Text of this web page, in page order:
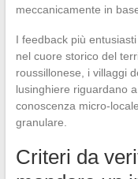
meccanicamente in
I feedback più
nel cuore storico del
roussillonese, i villaggi
lusinghiere riguardano
conoscenza micro-
granulare.
Criteri da